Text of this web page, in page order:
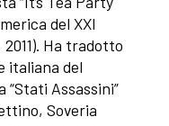
del XXI
2011). Ha tradotto
italiana del
Assassini”
Soveria